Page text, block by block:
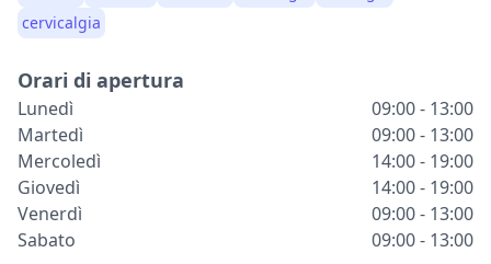
cervicalgia
Orari di apertura
Lunedì
09:00 - 13:00
Martedì
09:00 - 13:00
Mercoledì
14:00 - 19:00
Giovedì
14:00 - 19:00
Venerdì
09:00 - 13:00
Sabato
09:00 - 13:00